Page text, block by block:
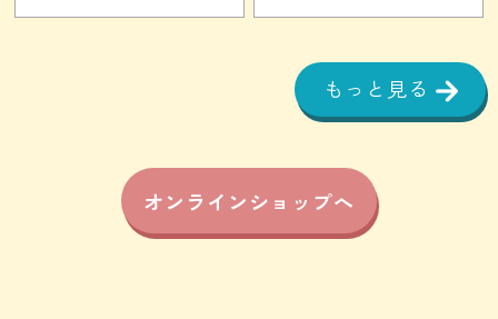
もっと見る
オンラインショップへ